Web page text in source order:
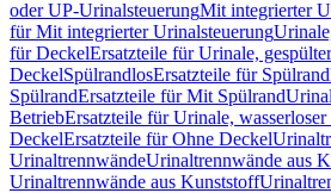
oder UP-UrinalsteuerungMit integrierter
für Mit integrierter Urinalsteuerung
für DeckelErsatzteile für Urinale,
DeckelSpülrandlosErsatzteile für
SpülrandErsatzteile für Mit Spülrand
BetriebErsatzteile für Urinale,
DeckelErsatzteile für Ohne Deckel
UrinaltrennwändeUrinaltrennwände aus
Urinaltrennwände aus Kunststoff